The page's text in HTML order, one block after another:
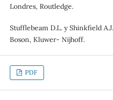
Londres, Routledge.
Stufflebeam D.L. y Shinkfield
Boson, Kluwer- Nijhoff.
PDF